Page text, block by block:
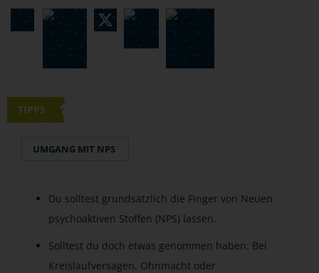
TIPPS
UMGANG MIT NPS
Du solltest grundsätzlich die Finger von Neuen
psychoaktiven Stoffen (NPS) lassen.
Solltest du doch etwas genommen haben: Bei
Kreislaufversagen, Ohnmacht oder